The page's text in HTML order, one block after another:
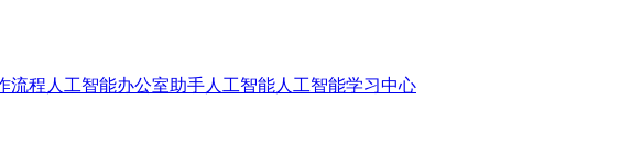
流程人工智能办公室助手人工智能人工智能学习中心